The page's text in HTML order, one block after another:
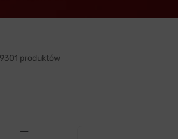
produktów